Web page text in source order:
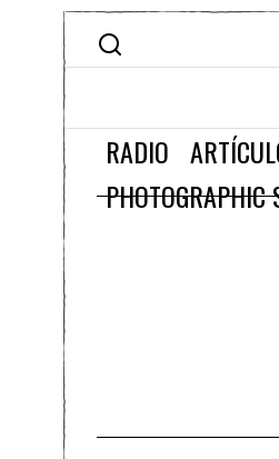
RADIO
PHOTOGRAPHIC